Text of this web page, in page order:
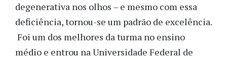
degenerativa nos olhos – e mesmo com essa
deficiência, tornou-se um padrão de excelência.
Foi um dos melhores da turma no ensino
médio e entrou na Universidade Federal de